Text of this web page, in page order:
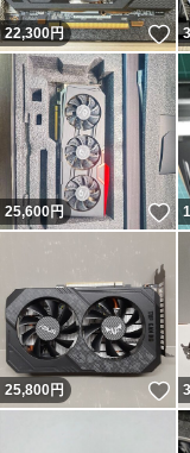
22,300円
25,600円
25,800円